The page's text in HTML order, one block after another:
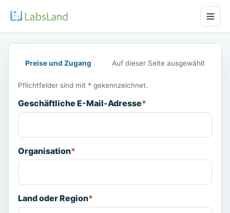
Preise und Zugang Auf dieser Seite ausgewählt
Pflichtfelder sind mit * gekennzeichnet.
Geschäftliche E-Mail-Adresse*
Organisation*
Land oder Region*